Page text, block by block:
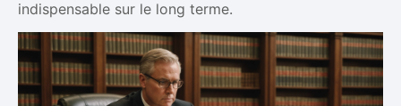
indispensable sur le long terme.